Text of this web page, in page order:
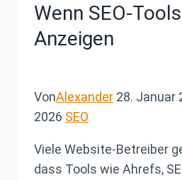
Wenn SEO-
Anzeigen
VonAlexander 28. Januar
2026 SEO
Viele Website-Betreiber
dass Tools wie Ahrefs,